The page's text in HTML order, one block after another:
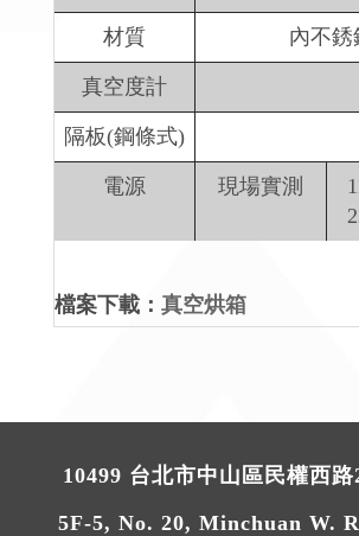
材質 內不銹
真空度計
隔板(鋼條式)
電源 現場實測
檔案下載： 真空烘箱
10499 台北市中山區民權西路
5F-5, No. 20, Minchuan W.